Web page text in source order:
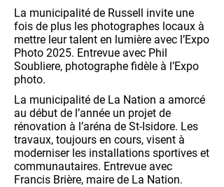
La municipalité de Russell invite une
fois de plus les photographes locaux à
mettre leur talent en lumière avec l’Expo
Photo 2025. Entrevue avec Phil
Soubliere, photographe fidèle à l’Expo
photo.
La municipalité de La Nation a amorcé
au début de l’année un projet de
rénovation à l’aréna de St-Isidore. Les
travaux, toujours en cours, visent à
moderniser les installations sportives et
communautaires. Entrevue avec
Francis Brière, maire de La Nation.